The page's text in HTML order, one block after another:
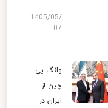
1405/05/
07
وانگ یی:
چین از
ایران در